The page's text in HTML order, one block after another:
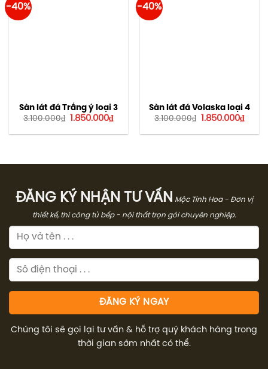
-40%
Sàn lát đá Trắng ý loại 3
3.100.000₫ Giá
là:
1.850.000₫Giá
tại
-40%
Sàn lát đá Volaska loại 4
3.100.000₫ Giá
là:
1.850.000₫Giá
tại
ĐĂNG KÝ NHẬN TƯ VẤN
Mộc Tinh Hoa - Đơn vị
thiết kế, thi công tủ bếp - nội thất trọn gói chuyên nghiệp.
Chúng tôi sẽ gọi lại tư vấn & hỗ trợ quý khách hàng trong
thời gian sớm nhất có thể.